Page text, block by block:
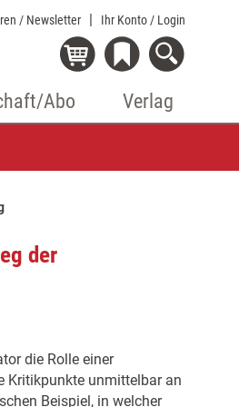
/ Newsletter Ihr Konto / Login
Abo Verlag
der
die Rolle einer
Kritikpunkte unmittelbar an
Beispiel, in welcher